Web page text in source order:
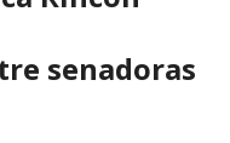
senadoras